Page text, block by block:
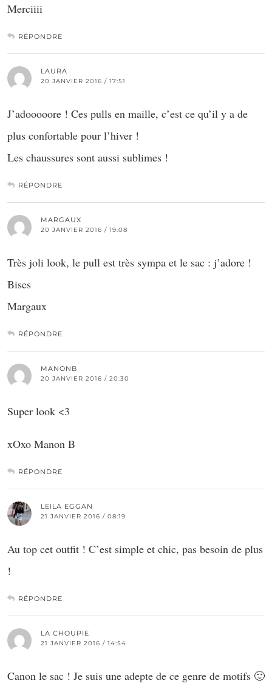
Merciiii
RÉPONDRE
LAURA
20 JANVIER 2016 / 17:51
J’adooooore ! Ces pulls en maille, c’est ce qu’il y a de
plus confortable pour l’hiver !
Les chaussures sont aussi sublimes !
RÉPONDRE
MARGAUX
20 JANVIER 2016 / 19:08
Très joli look, le pull est très sympa et le sac : j’adore !
Bises
Margaux
RÉPONDRE
MANONB
20 JANVIER 2016 / 20:30
Super look <3
xOxo Manon B
RÉPONDRE
LEILA EGGAN
21 JANVIER 2016 / 08:19
Au top cet outfit ! C’est simple et chic, pas besoin de plus
!
RÉPONDRE
LA CHOUPIE
21 JANVIER 2016 / 14:54
Canon le sac ! Je suis une adepte de ce genre de motifs 🙂